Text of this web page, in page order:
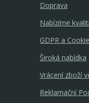
Doprava
Nabízíme
GDPR a
Široká nabídka
Vrácení zboží
Reklamační